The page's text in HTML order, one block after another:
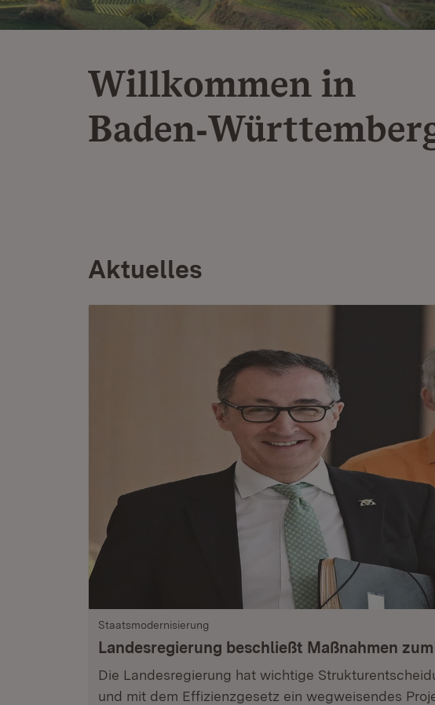
Willkommen in
Aktuelles
Staatsmodernisierung
Landesregierung beschließt Maßnahmen
Die Landesregierung hat wichtige
und mit dem Effizienzgesetz ein wegweisendes